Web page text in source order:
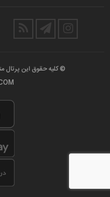
© کلیه حقوق این پرتال